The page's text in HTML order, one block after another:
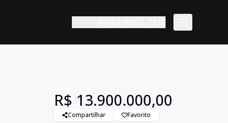
R$ 13.900.000,00
Compartilhar Favorito